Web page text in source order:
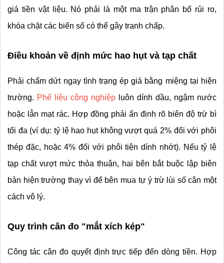
giá tiền vật liệu. Nó phải là một ma trận phân bổ rủi ro,
khóa chặt các biến số có thể gây tranh chấp.
Điều khoản về định mức hao hụt và tạp chất
Phải chấm dứt ngay tình trạng ép giá bằng miệng tại hiện
trường. Phế liệu công nghiệp luôn dính dầu, ngậm nước
hoặc lẫn mạt rác. Hợp đồng phải ấn định rõ biên độ trừ bì
tối đa (ví dụ: tỷ lệ hao hụt không vượt quá 2% đối với phôi
thép đặc, hoặc 4% đối với phôi tiện dính nhớt). Nếu tỷ lệ
tạp chất vượt mức thỏa thuận, hai bên bắt buộc lập biên
bản hiện trường thay vì để bên mua tự ý trừ lùi số cân một
cách vô lý.
Quy trình cân đo "mắt xích kép"
Công tác cân đo quyết định trực tiếp đến dòng tiền. Hợp